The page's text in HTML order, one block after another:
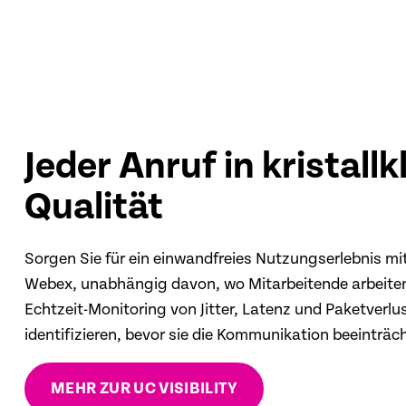
Jeder Anruf in
Qualität
Sorgen Sie für ein einwandfreies Nutzungserlebnis
Webex, unabhängig davon, wo Mitarbeitende
Echtzeit-Monitoring von Jitter, Latenz und
identifizieren, bevor sie die Kommunikation
MEHR ZUR UC VISIBILITY